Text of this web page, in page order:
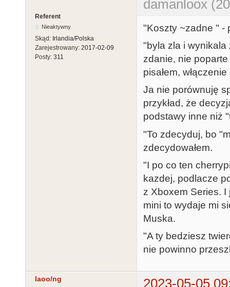
damanloox
Referent
Nieaktywny
Skąd: Irlandia/Polska
Zarejestrowany: 2017-02-09
Posty: 311
"Koszty ~zadne " -
"byla zla i wynikala
zdanie, nie
pisałem,
Ja nie porównuję
przykład, że
podstawy inne niż
"To zdecyduj, bo
zdecydowałem.
"I po co ten
kazdej, podlacze
z Xboxem Series.
mini to wydaje mi
Muska.
"A ty bedziesz
nie powinno
laoo/ng 2023-05-05